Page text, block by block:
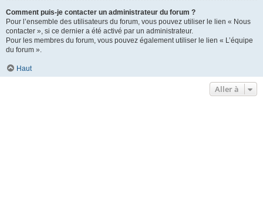
Comment puis-je contacter un administrateur du forum ?
Pour l’ensemble des utilisateurs du forum, vous pouvez utiliser le lien « Nous
contacter », si ce dernier a été activé par un administrateur.
Pour les membres du forum, vous pouvez également utiliser le lien « L’équipe
du forum ».
Haut
Aller à